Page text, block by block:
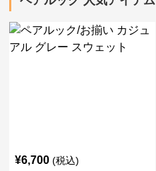
¥6,700 (税込)